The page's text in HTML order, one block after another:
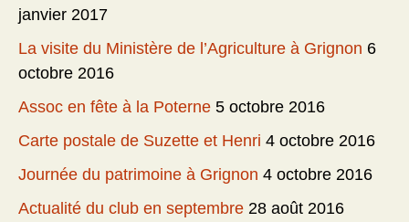
janvier 2017
La visite du Ministère de l’Agriculture à Grignon 6
octobre 2016
Assoc en fête à la Poterne 5 octobre 2016
Carte postale de Suzette et Henri 4 octobre 2016
Journée du patrimoine à Grignon 4 octobre 2016
Actualité du club en septembre 28 août 2016